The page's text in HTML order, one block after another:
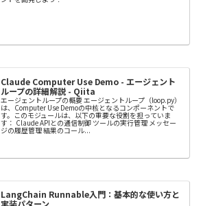
Claude Computer Use Demo - エージェント
ループの詳細解説 - Qiita
エージェントループの概要 エージェントループ（loop.py）
は、Computer Use Demoの中核となるコンポーネントで
す。このモジュールは、以下の重要な役割を担っていま
す： Claude APIとの通信制御 ツールの実行管理 メッセー
ジの履歴管理 結果のコール...
LangChain Runnable入門：基本的な使い方と
実装パターン